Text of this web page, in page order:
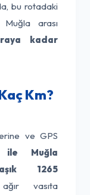
bu rotadaki
Muğla arası
kadar
Km?
ve GPS
ile Muğla
1265
vasıta